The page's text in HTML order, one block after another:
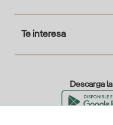
Te interesa
Descarga